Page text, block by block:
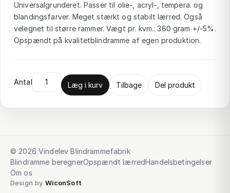
Universalgrunderet. Passer til olie-, acryl-, tempera. og
blandingsfarver. Meget stærkt og stabilt lærred. Også
velegnet til større rammer. Vægt pr. kvm.: 360 gram +/-5%.
Opspændt på kvalitetblindramme af egen produktion.
Antal Læg i kurv Tilbage Del produkt
© 2026 Vindelev Blindrammefabrik
Blindramme beregnerOpspændt lærredHandelsbetingelser
Om os
Design by WiconSoft